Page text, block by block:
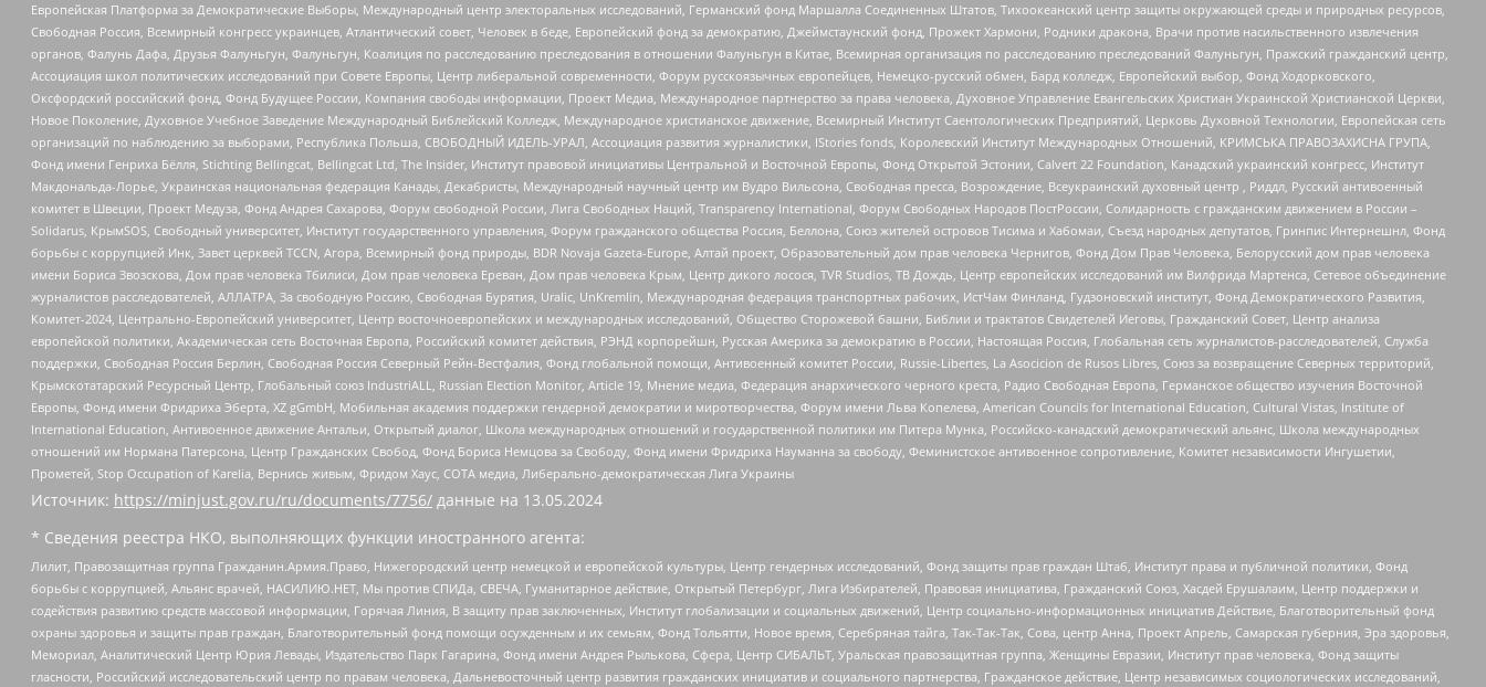
Европейская Платформа за Демократические Выборы, Международный центр электоральных исследований, Германский фонд Маршалла Соединенных Штатов, Тихоокеанский центр защиты окружающей среды и природных ресурсов,
Свободная Россия, Всемирный конгресс украинцев, Атлантический совет, Человек в беде, Европейский фонд за демократию, Джеймстаунский фонд, Прожект Хармони, Родники дракона, Врачи против насильственного извлечения
органов, Фалунь Дафа, Друзья Фалуньгун, Фалуньгун, Коалиция по расследованию преследования в отношении Фалуньгун в Китае, Всемирная организация по расследованию преследований Фалуньгун, Пражский гражданский центр,
Ассоциация школ политических исследований при Совете Европы, Центр либеральной современности, Форум русскоязычных европейцев, Немецко-русский обмен, Бард колледж, Европейский выбор, Фонд Ходорковского,
Оксфордский российский фонд, Фонд Будущее России, Компания свободы информации, Проект Медиа, Международное партнерство за права человека, Духовное Управление Евангельских Христиан Украинской Христианской Церкви,
Новое Поколение, Духовное Учебное Заведение Международный Библейский Колледж, Международное христианское движение, Всемирный Институт Саентологических Предприятий, Церковь Духовной Технологии, Европейская сеть
организаций по наблюдению за выборами, Республика Польша, СВОБОДНЫЙ ИДЕЛЬ-УРАЛ, Ассоциация развития журналистики, IStories fonds, Королевский Институт Международных Отношений, КРИМСЬКА ПРАВОЗАХИСНА ГРУПА,
Фонд имени Генриха Бёлля, Stichting Bellingcat, Bellingcat Ltd, The Insider, Институт правовой инициативы Центральной и Восточной Европы, Фонд Открытой Эстонии, Calvert 22 Foundation, Канадский украинский конгресс, Институт
Макдональда-Лорье, Украинская национальная федерация Канады, Декабристы, Международный научный центр им Вудро Вильсона, Свободная пресса, Возрождение, Всеукраинский духовный центр , Риддл, Русский антивоенный
комитет в Швеции, Проект Медуза, Фонд Андрея Сахарова, Форум свободной России, Лига Свободных Наций, Transparеncy International, Форум Свободных Народов ПостРоссии, Солидарность с гражданским движением в России –
Solidarus, КрымSOS, Свободный университет, Институт государственного управления, Форум гражданского общества Россия, Беллона, Союз жителей островов Тисима и Хабомаи, Съезд народных депутатов, Гринпис Интернешнл, Фонд
борьбы с коррупцией Инк, Завет церквей TCCN, Агора, Всемирный фонд природы, BDR Novaja Gazeta-Europe, Алтай проект, Образовательный дом прав человека Чернигов, Фонд Дом Прав Человека, Белорусский дом прав человека
имени Бориса Звозскова, Дом прав человека Тбилиси, Дом прав человека Ереван, Дом прав человека Крым, Центр дикого лосося, TVR Studios, ТВ Дождь, Центр европейских исследований им Вилфрида Мартенса, Сетевое объединение
журналистов расследователей, АЛЛАТРА, За свободную Россию, Свободная Бурятия, Uralic, UnKremlin, Международная федерация транспортных рабочих, ИстЧам Финланд, Гудзоновский институт, Фонд Демократического Развития,
Комитет-2024, Центрально-Европейский университет, Центр восточноевропейских и международных исследований, Общество Сторожевой башни, Библии и трактатов Свидетелей Иеговы, Гражданский Совет, Центр анализа
европейской политики, Академическая сеть Восточная Европа, Российский комитет действия, РЭНД корпорейшн, Русская Америка за демократию в России, Настоящая Россия, Глобальная сеть журналистов-расследователей, Служба
поддержки, Свободная Россия Берлин, Свободная Россия Северный Рейн-Вестфалия, Фонд глобальной помощи, Антивоенный комитет России, Russie-Libertes, La Asocicion de Rusos Libres, Союз за возвращение Северных территорий,
Крымскотатарский Ресурсный Центр, Глобальный союз IndustriALL, Russian Election Monitor, Article 19, Мнение медиа, Федерация анархического черного креста, Радио Свободная Европа, Германское общество изучения Восточной
Европы, Фонд имени Фридриха Эберта, XZ gGmbH, Мобильная академия поддержки гендерной демократии и миротворчества, Форум имени Льва Копелева, American Councils for International Education, Cultural Vistas, Institute of
International Education, Антивоенное движение Антальи, Открытый диалог, Школа международных отношений и государственной политики им Питера Мунка, Российско-канадский демократический альянс, Школа международных
отношений им Нормана Патерсона, Центр Гражданских Свобод, Фонд Бориса Немцова за Свободу, Фонд имени Фридриха Науманна за свободу, Феминистское антивоенное сопротивление, Комитет независимости Ингушетии,
Прометей, Stop Occupation of Karelia, Вернись живым, Фридом Хаус, СОТА медиа, Либерально-демократическая Лига Украины
Источник: https://minjust.gov.ru/ru/documents/7756/ данные на 13.05.2024
* Сведения реестра НКО, выполняющих функции иностранного агента:
Лилит, Правозащитная группа Гражданин.Армия.Право, Нижегородский центр немецкой и европейской культуры, Центр гендерных исследований, Фонд защиты прав граждан Штаб, Институт права и публичной политики, Фонд
борьбы с коррупцией, Альянс врачей, НАСИЛИЮ.НЕТ, Мы против СПИДа, СВЕЧА, Гуманитарное действие, Открытый Петербург, Лига Избирателей, Правовая инициатива, Гражданский Союз, Хасдей Ерушалаим, Центр поддержки и
содействия развитию средств массовой информации, Горячая Линия, В защиту прав заключенных, Институт глобализации и социальных движений, Центр социально-информационных инициатив Действие, Благотворительный фонд
охраны здоровья и защиты прав граждан, Благотворительный фонд помощи осужденным и их семьям, Фонд Тольятти, Новое время, Серебряная тайга, Так-Так-Так, Сова, центр Анна, Проект Апрель, Самарская губерния, Эра здоровья,
Мемориал, Аналитический Центр Юрия Левады, Издательство Парк Гагарина, Фонд имени Андрея Рылькова, Сфера, Центр СИБАЛЬТ, Уральская правозащитная группа, Женщины Евразии, Институт прав человека, Фонд защиты
гласности, Российский исследовательский центр по правам человека, Дальневосточный центр развития гражданских инициатив и социального партнерства, Гражданское действие, Центр независимых социологических исследований,